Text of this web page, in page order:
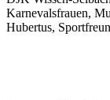
Karnevalsfrauen,
Hubertus,